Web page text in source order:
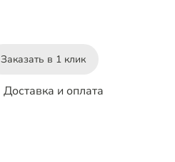
Заказать в 1 клик
Доставка и оплата